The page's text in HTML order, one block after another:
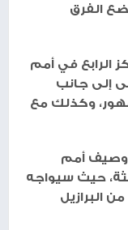
الفرق
الرابع في أمم
إلى جانب
وكذلك مع
وصيف أمم
حيث سيواجه
البرازيل